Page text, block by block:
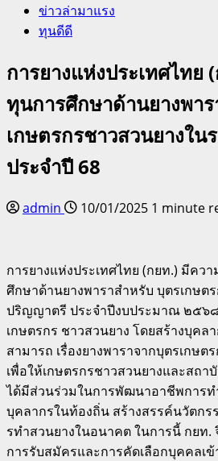
ข่าวล่ามาแรง
ทุนดีดี
การยางแห่งประเทศไทย
ทุนการศึกษาด้านยางพา
เกษตรกรชาวสวนยางใ
ประจําปี 68
admin 10/01/2025 1 minute
การยางแห่งประเทศไทย (กยท.) มีคว
ศึกษาด้านยางพาราสําหรับ บุตรเกษต
ปริญญาตรี ประจําปีงบประมาณ ๒๕๖๘
เกษตรกร ชาวสวนยาง โดยสร้างบุค
สามารถ เรื่องยางพาราจากบุตรเกษต
เพื่อให้เกษตรกรชาวสวนยางและสถา
ได้มีส่วนร่วมในการพัฒนาอาชีพการทํ
บุคลากรในท้องถิ่น สร้างสรรค์นวัตก
รทําสวนยางในอนาคต ในการนี้ กยท.
การรับสมัครและการคัดเลือกบุคคลเ